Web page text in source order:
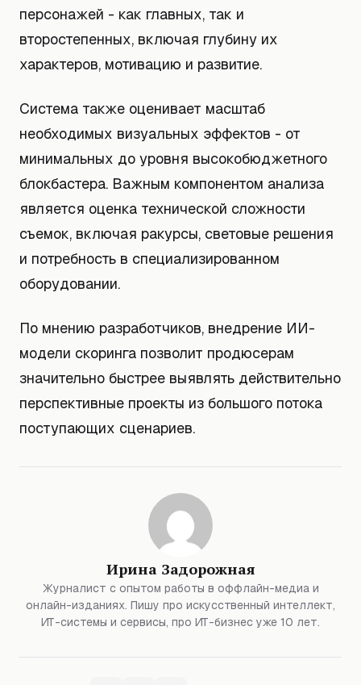
персонажей - как главных, так и
второстепенных, включая глубину их
характеров, мотивацию и развитие.
Система также оценивает масштаб
необходимых визуальных эффектов - от
минимальных до уровня высокобюджетного
блокбастера. Важным компонентом анализа
является оценка технической сложности
съемок, включая ракурсы, световые решения
и потребность в специализированном
оборудовании.
По мнению разработчиков, внедрение ИИ-
модели скоринга позволит продюсерам
значительно быстрее выявлять действительно
перспективные проекты из большого потока
поступающих сценариев.
Ирина Задорожная
Журналист с опытом работы в оффлайн-медиа и
онлайн-изданиях. Пишу про искусственный интеллект,
ИТ-системы и сервисы, про ИТ-бизнес уже 10 лет.